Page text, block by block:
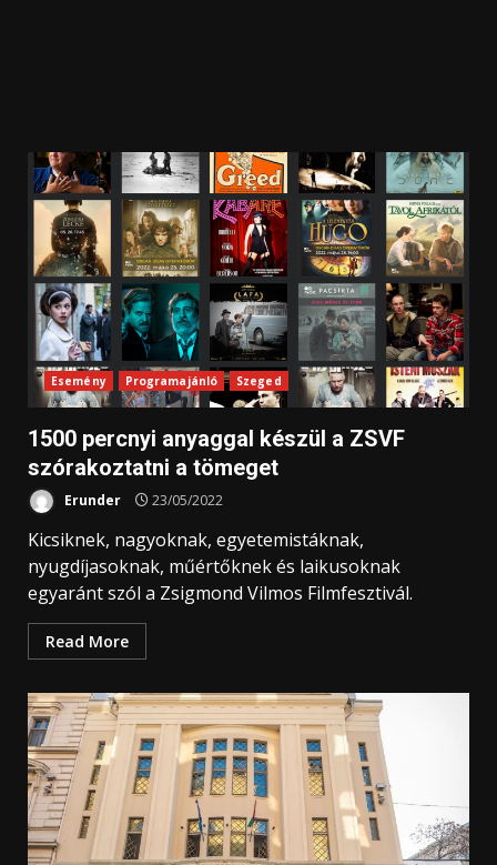
Esemény Programajánló Szeged
1500 percnyi anyaggal készül a ZSVF
szórakoztatni a tömeget
Erunder 23/05/2022
Kicsiknek, nagyoknak, egyetemistáknak,
nyugdíjasoknak, műértőknek és laikusoknak
egyaránt szól a Zsigmond Vilmos Filmfesztivál.
Read More